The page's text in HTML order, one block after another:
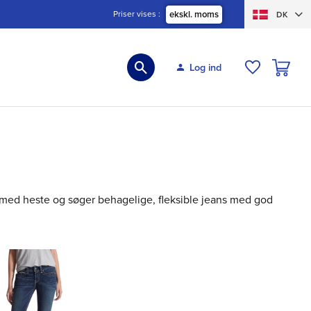
Priser vises ekskl. moms DK
Log ind
heste og søger behagelige, fleksible jeans med god